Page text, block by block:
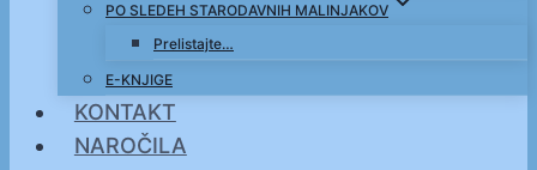
PO SLEDEH STARODAVNIH MALINJAKOV
Prelistajte…
E-KNJIGE
KONTAKT
NAROČILA